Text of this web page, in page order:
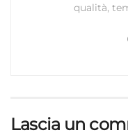
qualità,
Lascia un